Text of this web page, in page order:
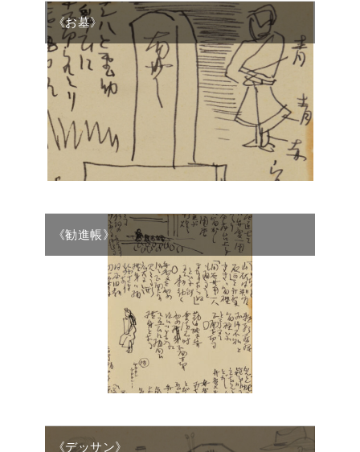
《お墓》
《勧進帳》
《デッサン》